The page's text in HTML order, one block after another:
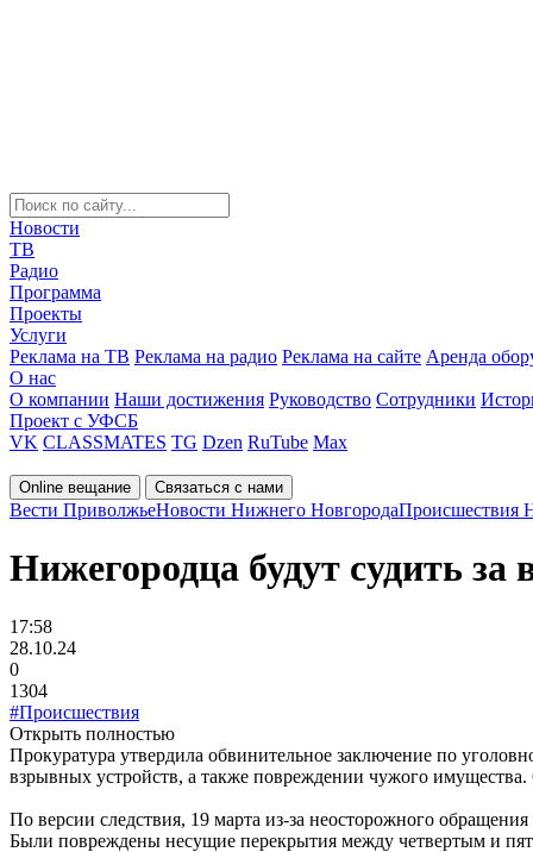
Новости
ТВ
Радио
Программа
Проекты
Услуги
Реклама на ТВ Реклама на радио Реклама на сайте Аренда
О нас
О компании Наши достижения Руководство Сотрудники
Проект с УФСБ
VK CLASSMATES TG Dzen RuTube Max
Online вещание Связаться с нами
Вести ПриволжьеНовости Нижнего НовгородаПроисшествия
Нижегородца будут судить
17:58
28.10.24
0
1304
#Происшествия
Открыть полностью
Прокуратура утвердила обвинительное заключение по
взрывных устройств, а также повреждении чужого
По версии следствия, 19 марта из-за неосторожного
Были повреждены несущие перекрытия между четвертым и